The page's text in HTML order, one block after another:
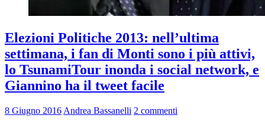
Elezioni Politiche 2013: nell’ultima
settimana, i fan di Monti sono i più attivi,
lo TsunamiTour inonda i social network, e
Giannino ha il tweet facile
8 Giugno 2016 Andrea Bassanelli 2 commenti